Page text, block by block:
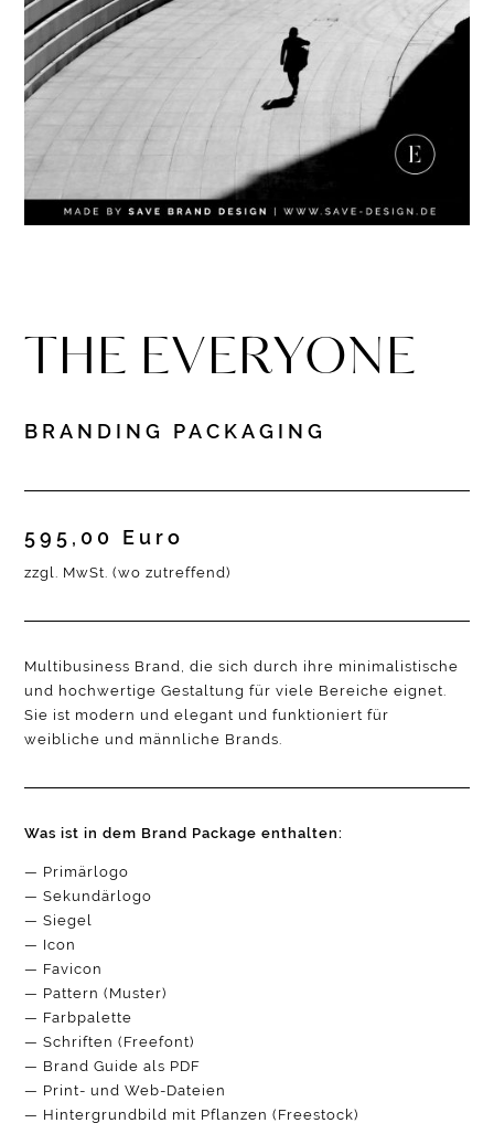
THE EVERYONE
BRANDING PACKAGING
595,00 Euro
zzgl. MwSt. (wo zutreffend)
Multibusiness Brand, die sich durch ihre minimalistische
und hochwertige Gestaltung für viele Bereiche eignet.
Sie ist modern und elegant und funktioniert für
weibliche und männliche Brands.
Was ist in dem Brand Package enthalten:
— Primärlogo
— Sekundärlogo
— Siegel
— Icon
— Favicon
— Pattern (Muster)
— Farbpalette
— Schriften (Freefont)
— Brand Guide als PDF
— Print- und Web-Dateien
— Hintergrundbild mit Pflanzen (Freestock)